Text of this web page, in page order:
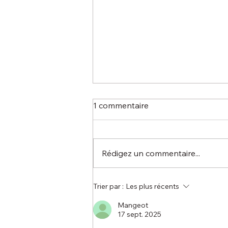
Championnat promotion
1 commentaire
Rédigez un commentaire...
Trier par : Les plus récents
Mangeot
17 sept. 2025